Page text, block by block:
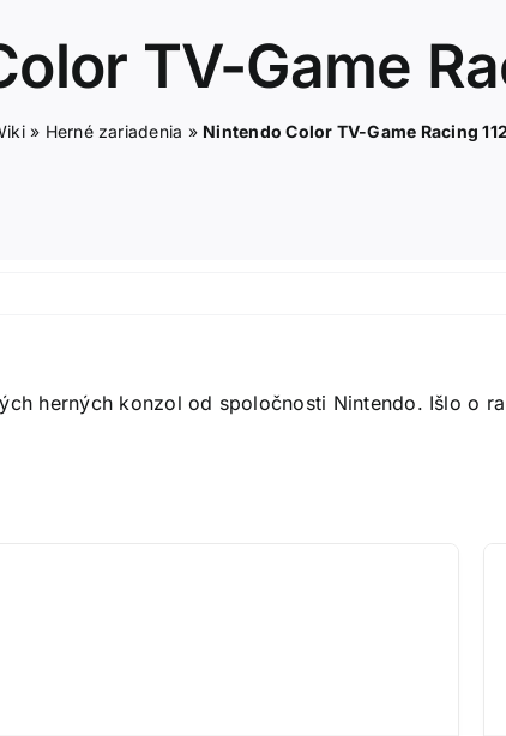
TV-Game
» Herné zariadenia » Nintendo Color TV-Game Racing 112
herných konzol od spoločnosti Nintendo. Išlo o